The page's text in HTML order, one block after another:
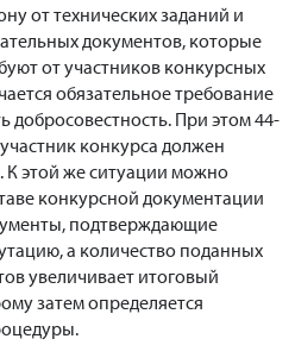
от технических заданий и
документов, которые
от участников конкурсных
обязательное требование
добросовестность. При этом 44-
конкурса должен
К этой же ситуации можно
конкурсной документации
подтверждающие
а количество поданных
увеличивает итоговый
затем определяется